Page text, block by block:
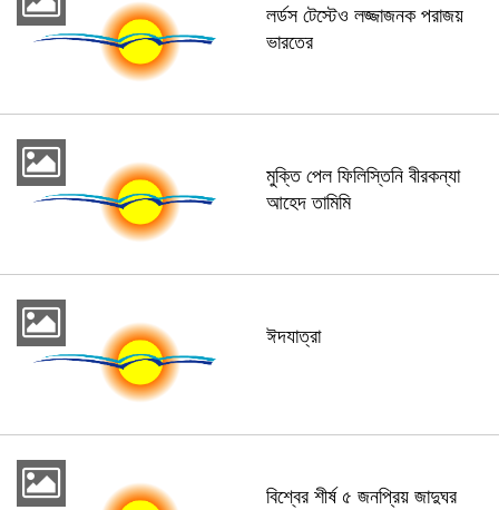
লর্ডস টেস্টেও লজ্জাজনক পরাজয়
ভারতের
মুক্তি পেল ফিলিস্তিনি বীরকন্যা
আহেদ তামিমি
ঈদযাত্রা
বিশ্বের শীর্ষ ৫ জনপ্রিয় জাদুঘর